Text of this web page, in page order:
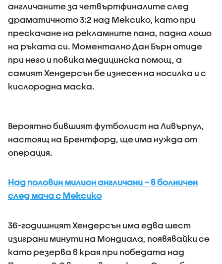
англичаните за четвъртфиналите след
драматичното 3:2 над Мексико, като при
прескачане на рекламните пана, падна лошо
на ръката си. Моментално Дан Бърн отиде
при него и повика медицинска помощ, а
самият Хендерсън бе изнесен на носилка и с
кислородна маска.
Вероятно бившият футболист на Ливърпул,
настоящ на Брентфорд, ще има нужда от
операция.
Над половин милион англичани – в болничен
след мача с Мексико
36-годишният Хендерсън има едва шест
изиграни минути на Мондиала, появявайки се
като резерва в края при победата над